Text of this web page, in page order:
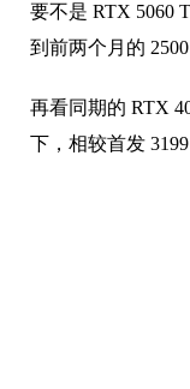
要不是 RTX 5060
到前两个月的
再看同期的 RTX
下，相较首发